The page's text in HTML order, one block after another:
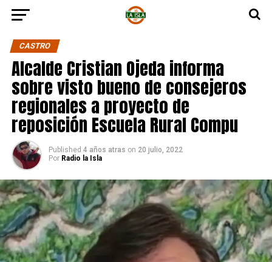
CASTRO
Alcalde Cristian Ojeda informa
sobre visto bueno de consejeros
regionales a proyecto de
reposición Escuela Rural Compu
Published 4 años atras on 20 julio, 2022
Por Radio la Isla